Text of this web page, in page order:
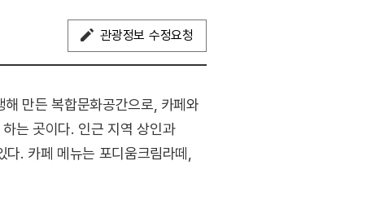
관광정보 수정요청
만든 복합문화공간으로, 카페와
는 곳이다. 인근 지역 상인과
. 카페 메뉴는 포디움크림라떼,